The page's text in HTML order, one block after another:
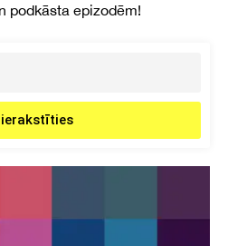
podkāsta epizodēm!